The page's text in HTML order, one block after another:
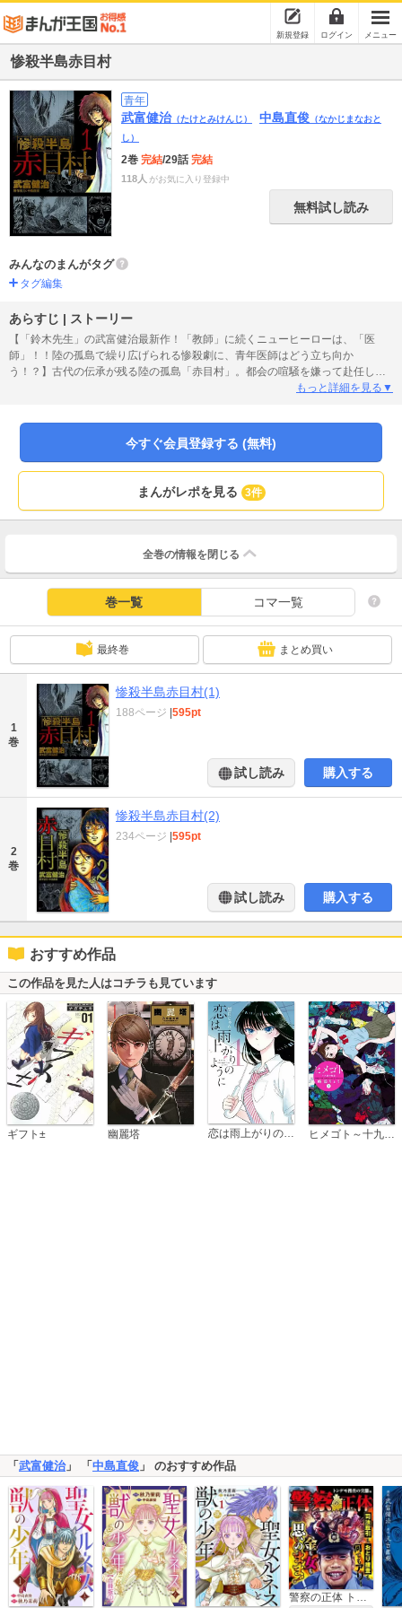
新規登録 ログイン メニュー
惨殺半島赤目村
青年
武富健治（たけとみけんじ） 中島直俊 （なかじまなおと
し）
2巻 完結/29話完結
118人 がお気に入り登録中
無料試し読み
みんなのまんがタグ
タグ編集
あらすじ | ストーリー
【「鈴木先生」の武富健治最新作！「教師」に続くニューヒーローは、「医
師」！！陸の孤島で繰り広げられる惨殺劇に、青年医師はどう立ち向か
う！？】古代の伝承が残る陸の孤島「赤目村」。都会の喧騒を嫌って赴任して
きた青年医師「三沢勇人」は、赴任早々村民同士の対立に巻き込まれる。そん
められた「秘密」が…。「鈴木先生」武富健治が放つ恐るべき伝奇ホラー・サ
スペンス、ここに開演…！
もっと詳細を見る▼
今すぐ会員登録する (無料)
まんがレポを見る 3件
全巻の情報を 閉じる
巻一覧 コマ一覧
最終巻 まとめ買い
1
巻
惨殺半島赤目村(1)
188ページ 595pt
試し読み 購入する
2
巻
惨殺半島赤目村(2)
234ページ 595pt
試し読み 購入する
おすすめ作品
この作品を見た人はコチラも見ています
ギフト± 幽麗塔 恋は雨上がりのように
「 武富健治」 「 中島直俊 」 のおすすめ作品